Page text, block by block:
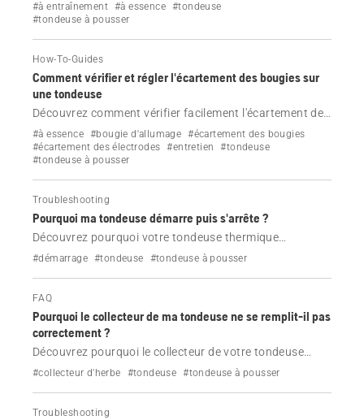
pendant son utilisation.
#à entraînement #à essence #tondeuse
#tondeuse à pousser
How-To-Guides
Comment vérifier et régler l'écartement des bougies sur
une tondeuse
Découvrez comment vérifier facilement l'écartement des
bougies de votre tondeuse Husqvarna.
#à essence #bougie d'allumage #écartement des bougies
#écartement des électrodes
#entretien
#tondeuse
#tondeuse à pousser
Troubleshooting
Pourquoi ma tondeuse démarre puis s'arrête ?
Découvrez pourquoi votre tondeuse thermique
Husqvarna démarre puis s'arrête, et comment résoudre
#démarrage #tondeuse #tondeuse à pousser
FAQ
Pourquoi le collecteur de ma tondeuse ne se remplit-il pas
correctement ?
Découvrez pourquoi le collecteur de votre tondeuse
Husqvarna ne se remplit pas.
#collecteur d'herbe #tondeuse #tondeuse à pousser
Troubleshooting